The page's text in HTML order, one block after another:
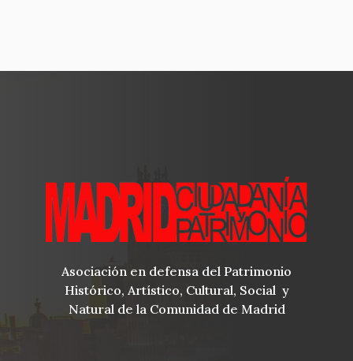
Asociación en defensa del Patrimonio
Histórico, Artístico, Cultural, Social y
Natural de la Comunidad de Madrid